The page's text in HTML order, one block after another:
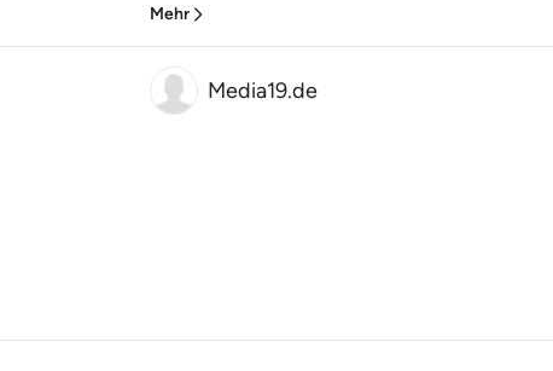
Mehr
Media19.de